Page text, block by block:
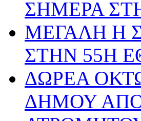
ΣΗΜΕΡΑ
ΜΕΓΑΛΗ Η
ΣΤΗΝ 55Η
ΔΩΡΕΑ
ΔΗΜΟΥ ΑΠΟ